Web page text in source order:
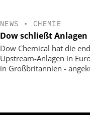
NEWS • CHEMIE
Dow schließt
Dow Chemical hat die
Upstream-Anlagen in
in Großbritannien -